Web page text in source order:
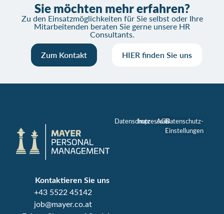
Sie möchten mehr erfahren?
Zu den Einsatzmöglichkeiten für Sie selbst oder Ihre
Mitarbeitenden beraten Sie gerne unsere HR
Consultants.
Zum Kontakt HIER finden Sie uns
Kontaktieren Sie uns
+43 5522 45142
job@mayer.co.at
DatenschutzImpressum
AGBDatenschutz-
Einstellungen